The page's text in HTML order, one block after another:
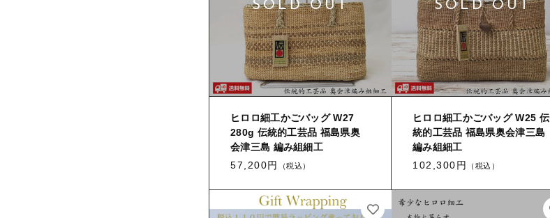
ヒロロ細工かごバッグ W27
280g 伝統的工芸品 福島県奥
会津三島 編み組細工
57,200円
（税込）
ヒロロ細工かごバッグ W25 伝
統的工芸品 福島県奥会津三島
編み組細工
102,300円
（税込）